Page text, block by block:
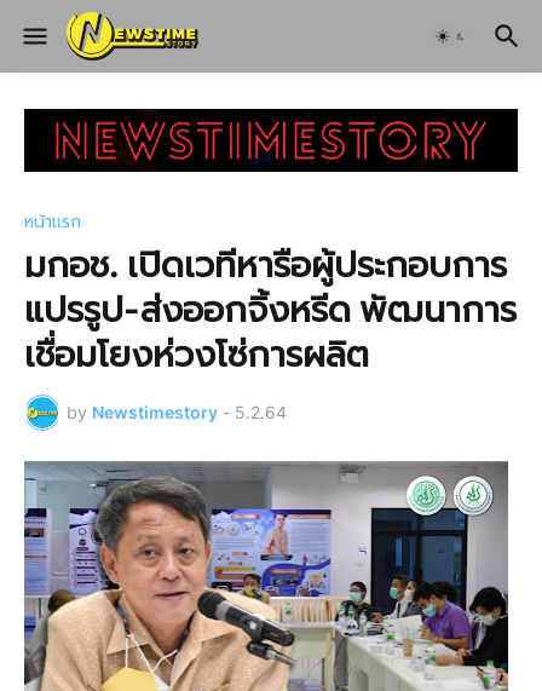
หน้าแรก
มกอช. เปิดเวทีหารือผู้ประกอบการ
แปรรูป-ส่งออกจิ้งหรีด พัฒนาการ
เชื่อมโยงห่วงโซ่การผลิต
by Newstimestory - 5.2.64